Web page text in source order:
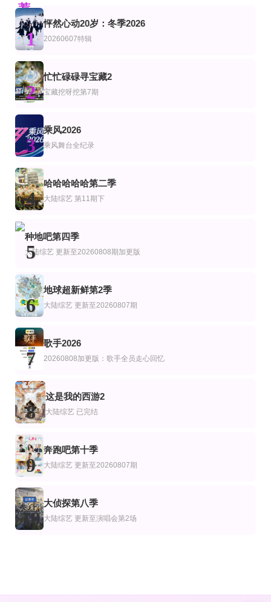
荐
全14集
伴我左右 Stand BI Me
连载中 连载到23期
明星算算锅
第2期
来吃碗拉面吗
更新20260808第10期陪看
喜欢你我也是第六季
更新至第8期
德云社戊戌年纲丝节庆典2018
第3期
创业安徽第11季
林海
与海洋共舞
密室大逃脱第8季
大张伟,许凯,周笔畅,彭昱畅,张真源,陈哲远
“青春湘潭·步步高之夜”演唱会
全10集
母胎单身恋爱大作战2
徐仁国,姜汉娜,李恩智,车正元
连载中 连载到1期
姐姐对我来说是女人第二季
张祐荣,韩惠珍,林哲
第5集完结
愈见2026
户外成长计划
天籁与少年
美食新闻报道
黄婉曼,蔡雪莹,倪嘉雯,黄嘉雯,廖慧仪,伍倩彤,陈嘉倩,胡敏芝,吴兆麟,吴浩康,
1
怦然心动20岁：冬季2026
20260607特辑
2
忙忙碌碌寻宝藏2
宝藏挖呀挖第7期
3
乘风2026
乘风舞台全纪录
4
哈哈哈哈哈第二季
大陆综艺 第11期下
5
种地吧第四季
大陆综艺 更新至20260808期加更版
6
地球超新鲜第2季
大陆综艺 更新至20260807期
7
歌手2026
20260808加更版：歌手全员走心回忆
8
这是我的西游2
大陆综艺 已完结
9
奔跑吧第十季
大陆综艺 更新至20260807期
10
大侦探第八季
大陆综艺 更新至演唱会第2场